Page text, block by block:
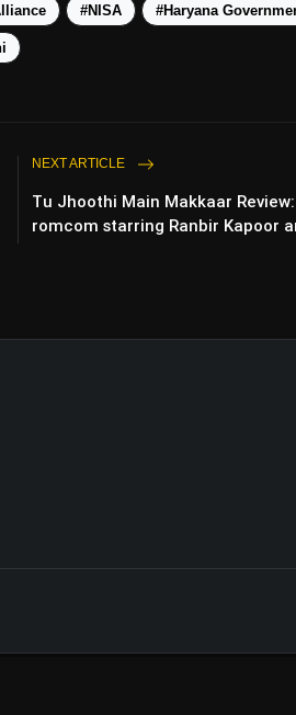
#NISA #Haryana
NEXT ARTICLE
Tu Jhoothi Main Makkaar
romcom starring Ranbir Kapoor
• 07 Jun, 2026